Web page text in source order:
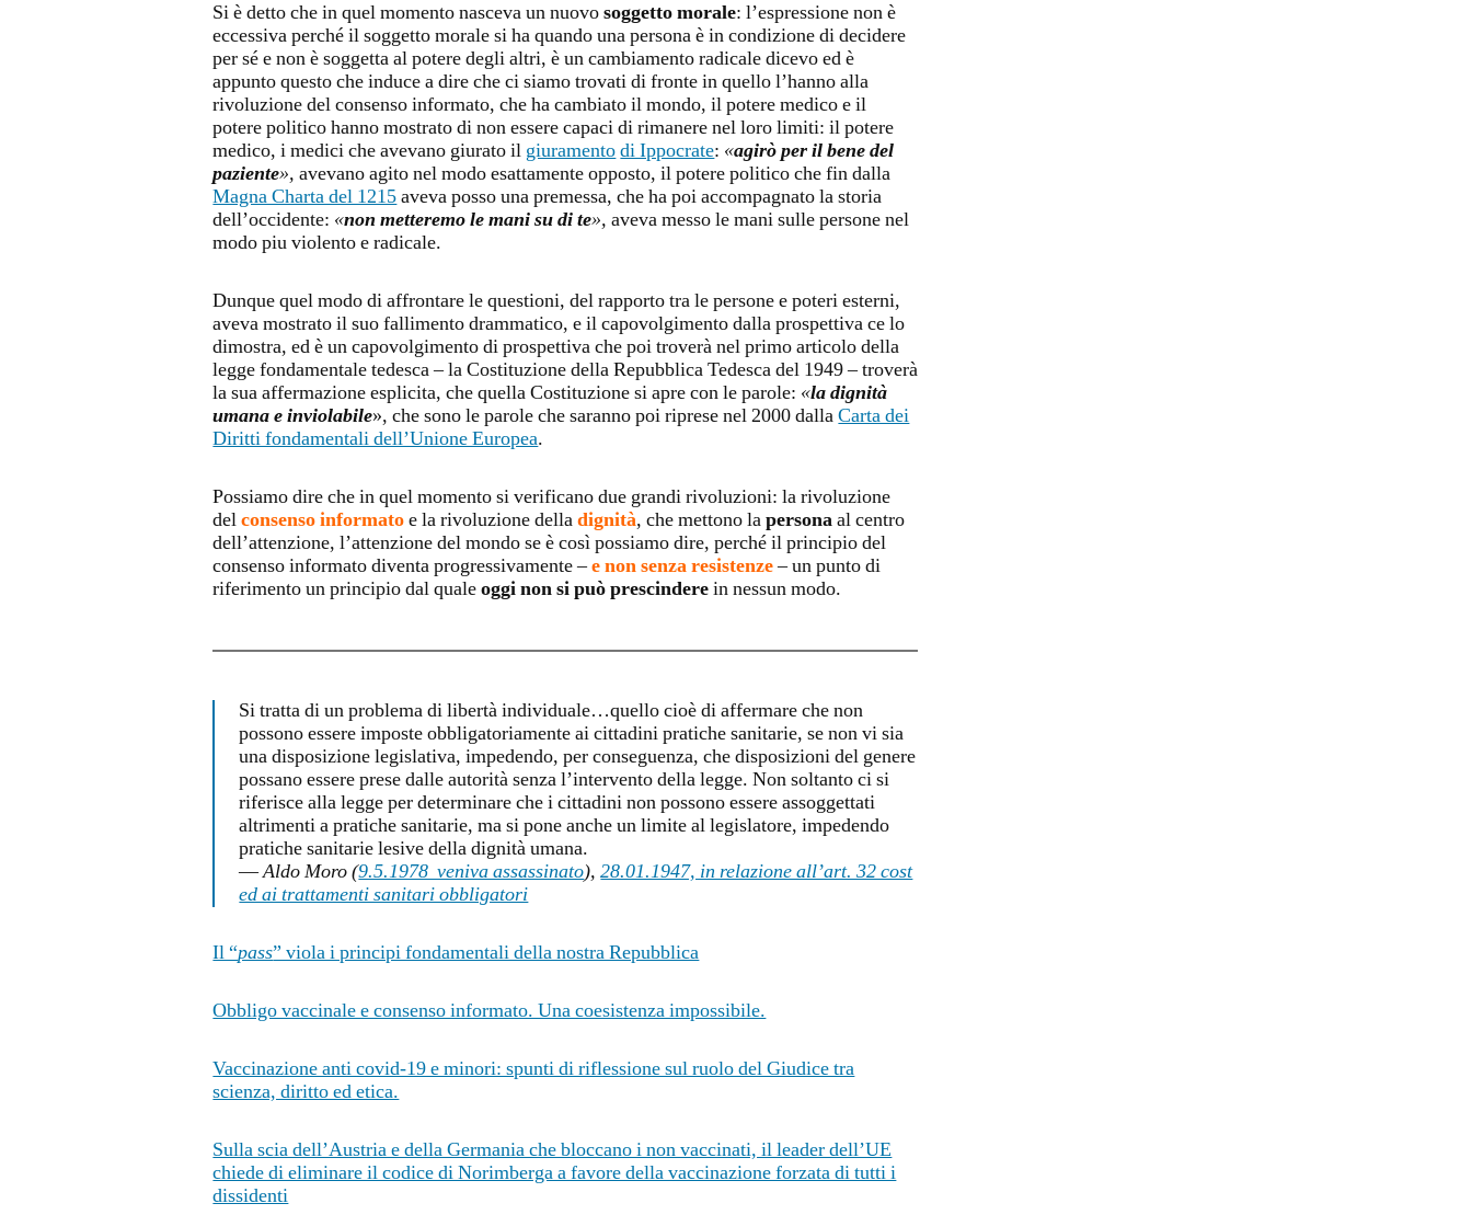
Si è detto che in quel momento nasceva un nuovosoggetto morale: l’espressione non è
eccessiva perché il soggetto morale si ha quando una persona è in condizione di decidere
per sé e non è soggetta al potere degli altri, è un cambiamento radicale dicevo ed è
appunto questo che induce a dire che ci siamo trovati di fronte in quello l’hanno alla
rivoluzione del consenso informato, che ha cambiato il mondo, il potere medico e il
potere politico hanno mostrato di non essere capaci di rimanere nel loro limiti: il potere
medico, i medici che avevano giurato il giuramentodi Ippocrate: «agirò per il bene del
paziente», avevano agito nel modo esattamente opposto, il potere politico che fin dalla
Magna Charta del 1215aveva posso una premessa, che ha poi accompagnato la storia
dell’occidente: «non metteremo le mani su di te», aveva messo le mani sulle persone nel
modo piu violento e radicale.
Dunque quel modo di affrontare le questioni, del rapporto tra le persone e poteri esterni,
aveva mostrato il suo fallimento drammatico, e il capovolgimento dalla prospettiva ce lo
dimostra, ed è un capovolgimento di prospettiva che poi troverà nel primo articolo della
legge fondamentale tedesca – la Costituzione della Repubblica Tedesca del 1949 – troverà
la sua affermazione esplicita, che quella Costituzione si apre con le parole: «la dignità
umana e inviolabile», che sono le parole che saranno poi riprese nel 2000 dallaCarta dei
Diritti fondamentali dell’Unione Europea.
Possiamo dire che in quel momento si verificano due grandi rivoluzioni: la rivoluzione
delconsenso informatoe la rivoluzione delladignità, che mettono lapersonaal centro
dell’attenzione, l’attenzione del mondo se è così possiamo dire, perché il principio del
consenso informato diventa progressivamente –e non senza resistenze– un punto di
riferimento un principio dal qualeoggi non si può prescinderein nessun modo.
Si tratta di un problema di libertà individuale…quello cioè di affermare che non
possono essere imposte obbligatoriamente ai cittadini pratiche sanitarie, se non vi sia
una disposizione legislativa, impedendo, per conseguenza, che disposizioni del genere
possano essere prese dalle autorità senza l’intervento della legge. Non soltanto ci si
riferisce alla legge per determinare che i cittadini non possono essere assoggettati
altrimenti a pratiche sanitarie, ma si pone anche un limite al legislatore, impedendo
pratiche sanitarie lesive della dignità umana.
—Aldo Moro (9.5.1978 veniva assassinato),28.01.1947, in relazione all’art. 32 cost
ed ai trattamenti sanitari obbligatori
Il “pass” viola i principi fondamentali della nostra Repubblica
Obbligo vaccinale e consenso informato. Una coesistenza impossibile.
Vaccinazione anti covid-19 e minori: spunti di riflessione sul ruolo del Giudice tra
scienza, diritto ed etica.
Sulla scia dell’Austria e della Germania che bloccano i non vaccinati, il leader dell’UE
chiede di eliminare il codice di Norimberga a favore della vaccinazione forzata di tutti i
dissidenti